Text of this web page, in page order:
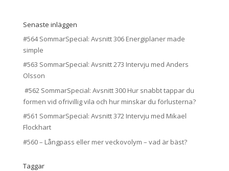
Senaste inläggen
#564 SommarSpecial: Avsnitt 306 Energiplaner made
simple
#563 SommarSpecial: Avsnitt 273 Intervju med Anders
Olsson
#562 SommarSpecial: Avsnitt 300 Hur snabbt tappar du
formen vid ofrivillig vila och hur minskar du förlusterna?
#561 SommarSpecial: Avsnitt 372 Intervju med Mikael
Flockhart
#560 – Långpass eller mer veckovolym – vad är bäst?
Taggar